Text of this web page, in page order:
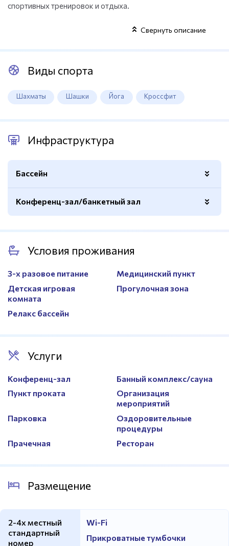
спортивных тренировок и отдыха.
Свернуть описание
Виды спорта
Шахматы Шашки Йога Кроссфит
Инфраструктура
Бассейн
Открытый
Да
Раздевалки
Есть
Спортивный
Нет
Конференц-зал/банкетный зал
Вместимость
70, 100, 500 мест
аудиосистема, флипчарт,
беспроводной
Условия проживания
3-х разовое питание
Медицинский пункт
Детская игровая
комната
Прогулочная зона
Релакс бассейн
Услуги
Конференц-зал
Банный комплекс/сауна
Пункт проката
Организация
мероприятий
Парковка
Оздоровительные
процедуры
Прачечная
Ресторан
Размещение
2-4х местный
стандартный
номер
Wi-Fi
Прикроватные тумбочки